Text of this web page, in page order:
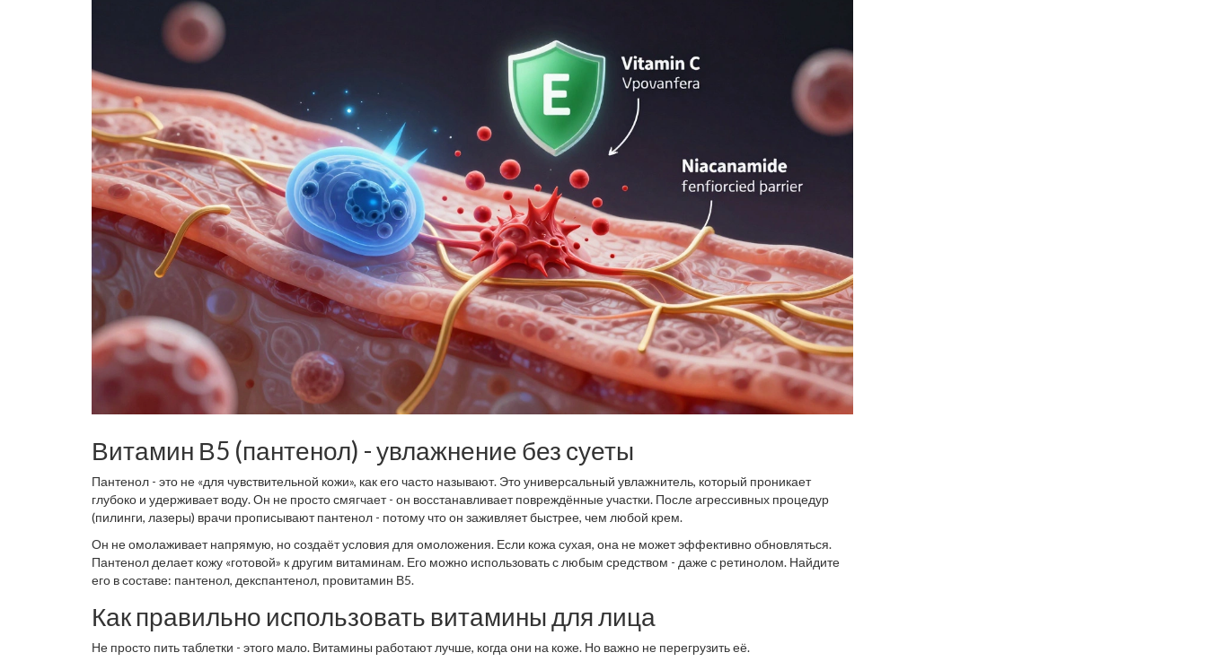
Витамин В5 (пантенол) - увлажнение без суеты
Пантенол - это не «для чувствительной кожи», как его часто называют. Это универсальный увлажнитель, который проникает
глубоко и удерживает воду. Он не просто смягчает - он восстанавливает повреждённые участки. После агрессивных процедур
(пилинги, лазеры) врачи прописывают пантенол - потому что он заживляет быстрее, чем любой крем.
Он не омолаживает напрямую, но создаёт условия для омоложения. Если кожа сухая, она не может эффективно обновляться.
Пантенол делает кожу «готовой» к другим витаминам. Его можно использовать с любым средством - даже с ретинолом. Найдите
его в составе: пантенол, декспантенол, провитамин В5.
Как правильно использовать витамины для лица
Не просто пить таблетки - этого мало. Витамины работают лучше, когда они на коже. Но важно не перегрузить её.